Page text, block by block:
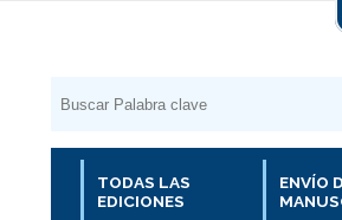
TODAS LAS
EDICIONES
ENVÍO